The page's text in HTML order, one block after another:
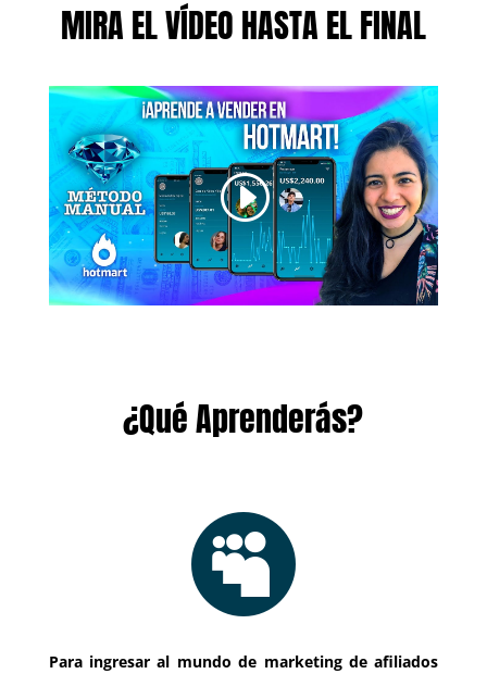
MIRA EL VÍDEO HASTA EL FINAL
¿Qué Aprenderás?

Para ingresar al mundo de marketing de afiliados